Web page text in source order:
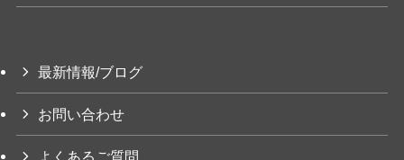
最新情報/ブログ
お問い合わせ
よくあるご質問